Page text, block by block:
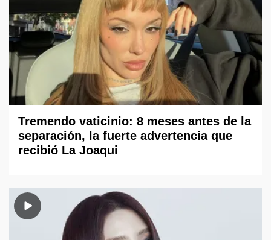
Tremendo vaticinio: 8 meses antes de la
separación, la fuerte advertencia que
recibió La Joaqui